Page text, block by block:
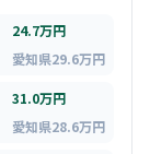
24.7万円
愛知県29.6万円
31.0万円
愛知県28.6万円